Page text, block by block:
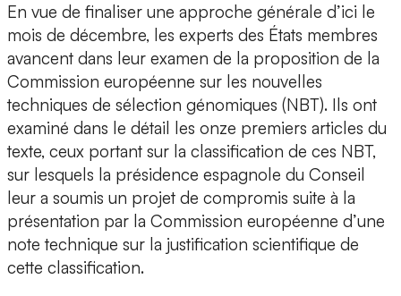
En vue de finaliser une approche générale d’ici le
mois de décembre, les experts des États membres
avancent dans leur examen de la proposition de la
Commission européenne sur les nouvelles
techniques de sélection génomiques (NBT). Ils ont
examiné dans le détail les onze premiers articles du
texte, ceux portant sur la classification de ces NBT,
sur lesquels la présidence espagnole du Conseil
leur a soumis un projet de compromis suite à la
présentation par la Commission européenne d’une
note technique sur la justification scientifique de
cette classification.